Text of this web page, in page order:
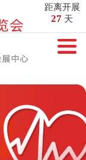
距离开展
27 天